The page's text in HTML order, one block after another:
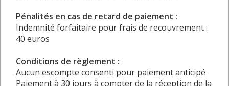
Pénalités en cas de retard de paiement :
Indemnité forfaitaire pour frais de recouvrement :
40 euros
Conditions de règlement :
Aucun escompte consenti pour paiement anticipé
Paiement à 30 jours à compter de la réception de la